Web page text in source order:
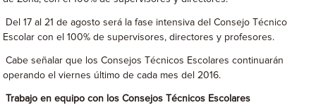
Del 17 al 21 de agosto será la fase intensiva del Consejo Técnico
Escolar con el 100% de supervisores, directores y profesores.
Cabe señalar que los Consejos Técnicos Escolares continuarán
operando el viernes último de cada mes del 2016.
Trabajo en equipo con los Consejos Técnicos Escolares